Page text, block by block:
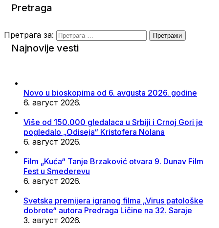
Pretraga
Претрага за:
Najnovije vesti
Novo u bioskopima od 6. avgusta 2026. godine
6. август 2026.
Više od 150.000 gledalaca u Srbiji i Crnoj Gori je
pogledalo „Odiseja“ Kristofera Nolana
6. август 2026.
Film „Kuća“ Tanje Brzaković otvara 9. Dunav Film
Fest u Smederevu
6. август 2026.
Svetska premijera igranog filma „Virus patološke
dobrote“ autora Predraga Ličine na 32. Saraje
3. август 2026.